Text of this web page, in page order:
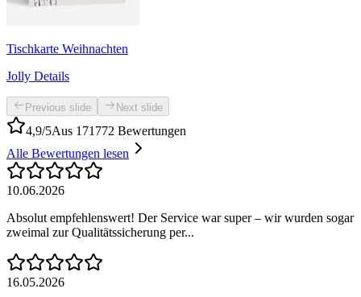
Tischkarte Weihnachten
Jolly Details
Previous slide Next slide
4,9/5Aus 171772 Bewertungen
Alle Bewertungen lesen
10.06.2026
Absolut empfehlenswert! Der Service war super – wir wurden sogar
zweimal zur Qualitätssicherung per...
16.05.2026